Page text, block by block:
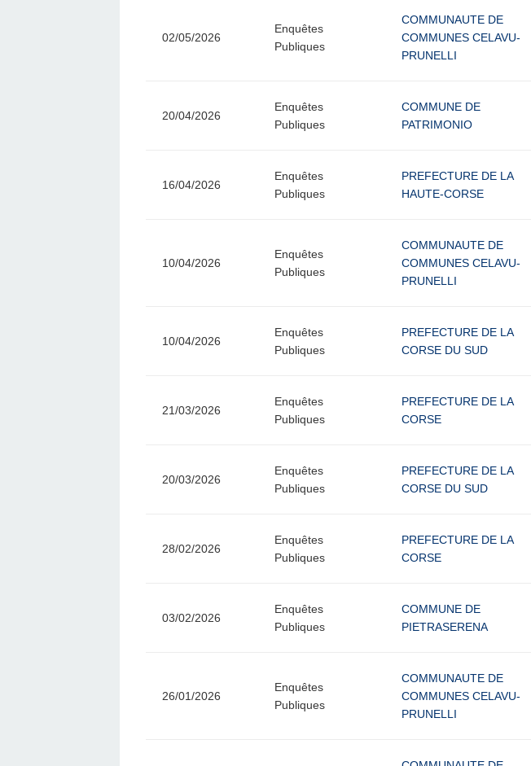
02/05/2026
Enquêtes
Publiques
COMMUNAUTE DE
COMMUNES CELAVU-
PRUNELLI
20/04/2026
Enquêtes
Publiques
COMMUNE DE
PATRIMONIO
16/04/2026
Enquêtes
Publiques
PREFECTURE DE LA
HAUTE-CORSE
10/04/2026
Enquêtes
Publiques
COMMUNAUTE DE
COMMUNES CELAVU-
PRUNELLI
10/04/2026
Enquêtes
Publiques
PREFECTURE DE LA
CORSE DU SUD
21/03/2026
Enquêtes
Publiques
PREFECTURE DE LA
CORSE
20/03/2026
Enquêtes
Publiques
PREFECTURE DE LA
CORSE DU SUD
28/02/2026
Enquêtes
Publiques
PREFECTURE DE LA
CORSE
03/02/2026
Enquêtes
Publiques
COMMUNE DE
PIETRASERENA
26/01/2026
Enquêtes
Publiques
COMMUNAUTE DE
COMMUNES CELAVU-
PRUNELLI